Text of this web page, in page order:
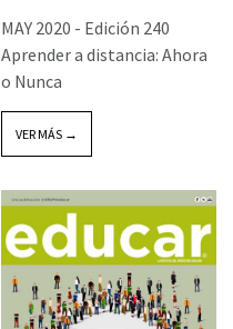
MAY 2020 - Edición 240
Aprender a distancia: Ahora
o Nunca
VER MÁS →